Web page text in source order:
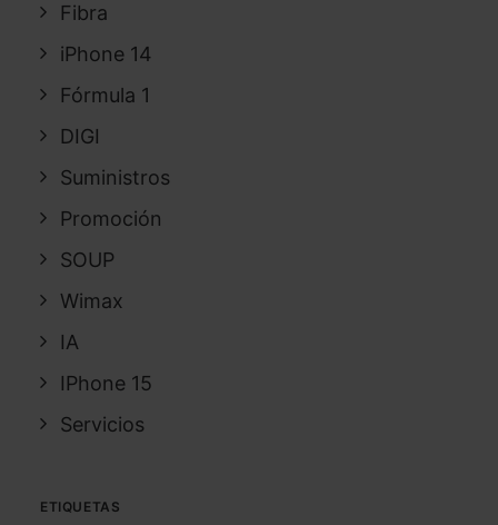
Fibra
iPhone 14
Fórmula 1
DIGI
Suministros
Promoción
SOUP
Wimax
IA
IPhone 15
Servicios
ETIQUETAS